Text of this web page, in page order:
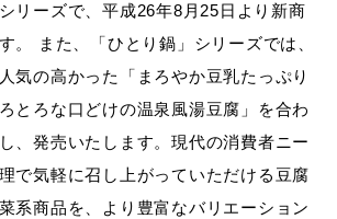
リーズで、平成26年8月25日より新商
。 また、「ひとり鍋」シリーズでは、
気の高かった「まろやか豆乳たっぷり
とろな口どけの温泉風湯豆腐」を合わ
、発売いたします。現代の消費者ニー
で気軽に召し上がっていただける豆腐
系商品を、より豊富なバリエーション